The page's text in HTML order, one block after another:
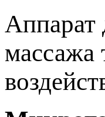
Аппарат
массажа